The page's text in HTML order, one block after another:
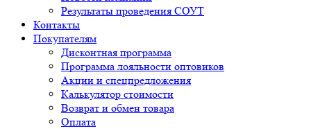
Результаты проведения СОУТ
Контакты
Покупателям
Дисконтная программа
Программа лояльности оптовиков
Акции и спецпредложения
Калькулятор стоимости
Возврат и обмен товара
Оплата